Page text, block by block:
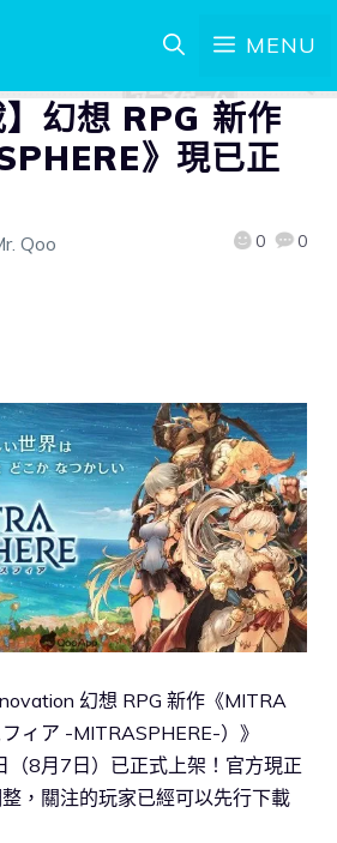
MENU
】幻想 RPG 新作
》現已正
Qoo 0 0
幻想 RPG 新作《MITRA
ィア -MITRASPHERE-）》
（8月7日）已正式上架！官方現正
，關注的玩家已經可以先行下載